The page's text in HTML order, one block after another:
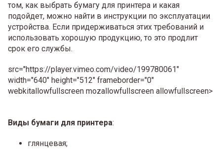
том, как выбрать бумагу для принтера и какая
подойдет, можно найти в инструкции по эксплуатации
устройства. Если придерживаться этих требований и
использовать хорошую продукцию, то это продлит
срок его службы.
src="https://player.vimeo.com/video/199780061"
width="640" height="512" frameborder="0"
webkitallowfullscreen mozallowfullscreen allowfullscreen>
Виды бумаги для принтера:
глянцевая;